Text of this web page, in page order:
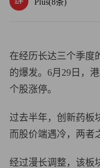
Plus(8条)
在经历长达三个季度
的爆发。6月29日，
个股涨停。
过去半年，创新药板
而股价端遇冷，两者
经过漫长调整，该板